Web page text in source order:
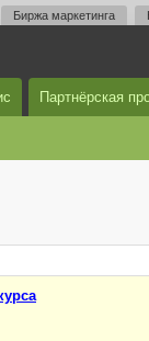
Биржа маркетинга
Партнёрская